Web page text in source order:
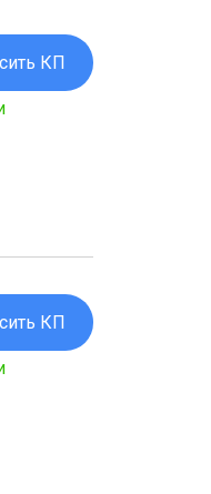
КП
КП